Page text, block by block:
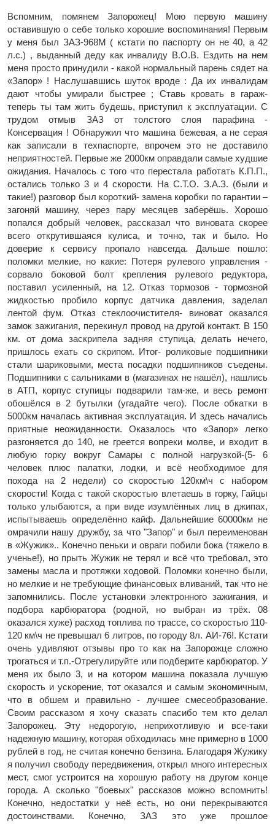
Вспомним, помянем Запорожец! Мою первую машину
оставившую о себе только хорошие воспоминания! Первым
у меня был ЗАЗ-968М ( кстати по паспорту он не 40, а 42
л.с.) , выданный деду как инвалиду В.О.В. Ездить на нем
меня просто принудили - какой нормальный парень сядет на
«Запор» ! Наслушавшись шуток вроде : Да их инвалидам
дают чтобы умирали быстрее ; Ставь кровать в гараж-
теперь ты там жить будешь, приступил к эксплуатации. С
трудом отмыв ЗАЗ от толстого слоя парафина -
Консервация ! Обнаружил что машина бежевая, а не серая
как записали в техпаспорте, впрочем это не доставило
неприятностей. Первые же 2000км оправдали самые худшие
ожидания. Началось с того что перестала работать К.П.П.,
остались только 3 и 4 скорости. На С.Т.О. З.А.З. (были и
такие!) разговор был короткий- замена коробки по гарантии –
загоняй машину, через пару месяцев заберёшь. Хорошо
попался добрый человек, рассказал что виновата скорее
всего открутившаяся кулиса, и точно, так и было. Но
доверие к сервису пропало навсегда. Дальше пошло:
поломки мелкие, но какие: Потеря рулевого управления -
сорвало боковой болт крепления рулевого редуктора,
поставил усиленный, на 12. Отказ тормозов - тормозной
жидкостью пробило корпус датчика давления, заделал
лентой фум. Отказ стеклоочистителя- виноват оказался
замок зажигания, перекинул провод на другой контакт. В 150
км. от дома заскрипела задняя ступица, делать нечего,
пришлось ехать со скрипом. Итог- роликовые подшипники
стали шариковыми, места посадки подшипников съедены.
Подшипники с сальниками в (магазинах не нашёл), нашлись
в АТП, корпус ступицы подварили там-же, и весь ремонт
обошёлся в 2 бутылки (угадайте чего). После обкатки в
5000км началась активная эксплуатация. И здесь начались
приятные неожиданности. Оказалось что «Запор» легко
разгоняется до 140, не греется вопреки молве, и входит в
любую горку вокруг Самары с полной нагрузкой-(5- 6
человек плюс палатки, лодки, и всё необходимое для
похода на 2 недели) со скоростью 120км\ч с набором
скорости! Когда с такой скоростью влетаешь в горку, Гайцы
только улыбаются, а при виде изумлённых лиц в джипах,
испытываешь определённо кайф. Дальнейшие 60000км не
омрачили нашу дружбу, за что "Запор" и был переименован
в «Жужик».. Конечно пеньки и овраги побили бока (тяжело в
ученье!), но прыть Жужик не терял и всё что требовал, это
замены масла и протяжки ходовой. Поломки конечно были,
но мелкие и не требующие финансовых вливаний, так что не
запомнились. После установки электронного зажигания, и
подбора карбюратора (родной, но выбран из трёх. 08
оказался хуже) расход топлива по трассе, со скоростью 110-
120 км\ч не превышал 6 литров, по городу 8л. АИ-76!. Кстати
очень удивляют отзывы про то как на Запорожце сложно
трогаться и т.п.-Отрегулируйте или подберите карбюратор. У
меня их было 3, и на котором машина показала лучшую
скорость и ускорение, тот оказался и самым экономичным,
что в обшем и правильно - лучшее смесеобразование.
Своим рассказом я хочу сказать спасибо тем кто делал
Запорожец. Эту недорогую, неприхотливую и все-таки
надежную машину, которая обходилась мне примерно в 1000
рублей в год, не считая конечно бензина. Благодаря Жужику
я получил свободу передвижения, открыл много интересных
мест, смог устроится на хорошую работу на другом конце
города. А сколько "боевых" рассказов можно вспомнить!
Конечно, недостатки у неё есть, но они перекрываются
достоинствами. Конечно, ЗАЗ это уже прошлое